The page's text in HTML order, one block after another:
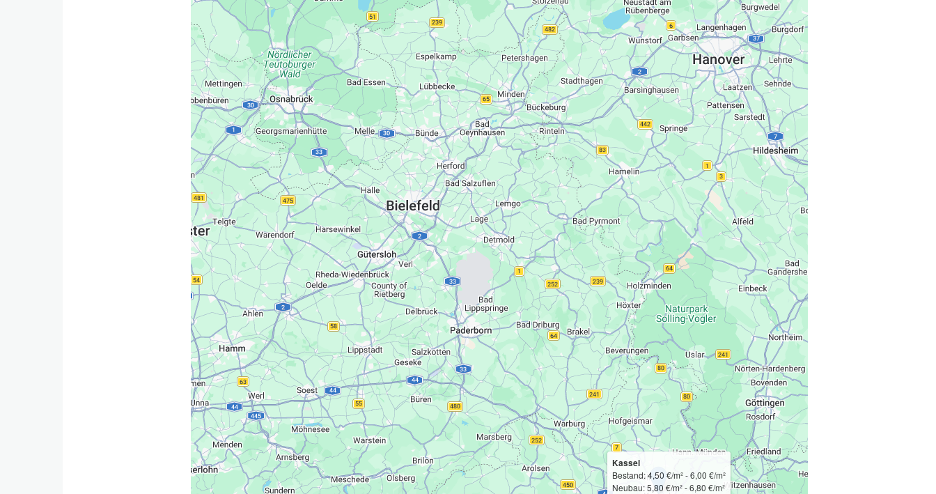
Kassel
Bestand: 4,50 €/m² - 6,00 €/m²
Neubau: 5,80 €/m² - 6,80 €/m²